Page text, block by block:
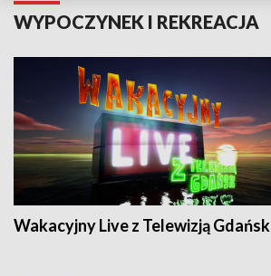
WYPOCZYNEK I REKREACJA
Wakacyjny Live z Telewizją Gdańsk